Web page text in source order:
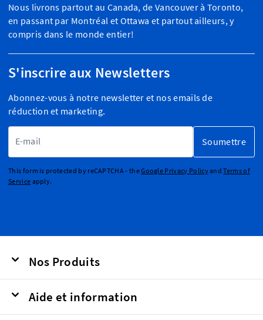
Nous livrons partout au Canada, de Vancouver à Toronto,
en passant par Montréal et Ottawa et partout ailleurs, y
compris dans le monde entier!
S'inscrire aux Newsletters
Abonnez-vous à notre newsletter et nos emails de
réduction et marketing.
Soumettre
This form is protected by reCAPTCHA - theGoogle Privacy PolicyandTerms of
Service apply.
Nos Produits
Aide et information